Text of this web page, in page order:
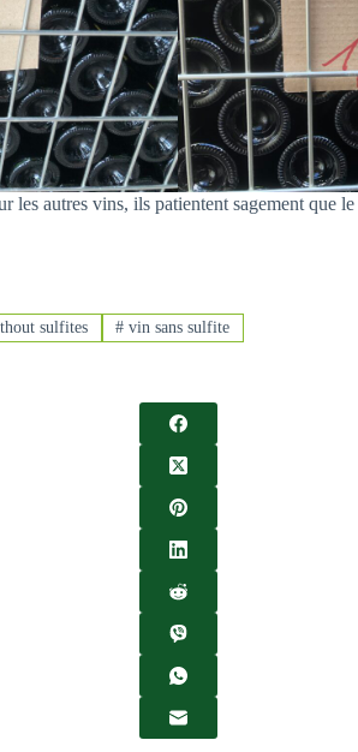
les autres vins, ils patientent sagement que
sulfites # vin sans sulfite